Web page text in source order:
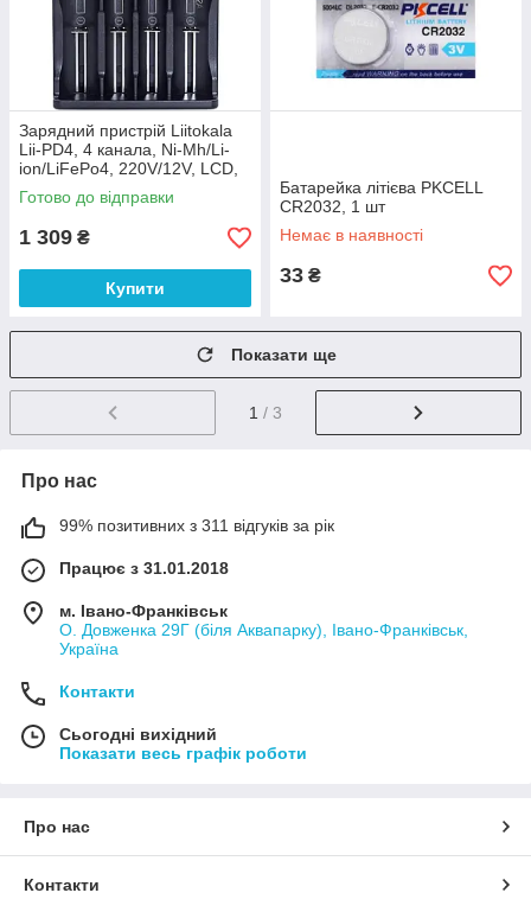
Зарядний пристрій Liitokala
Lii-PD4, 4 канала, Ni-Mh/Li-
ion/LiFePo4, 220V/12V, LCD,
Box
Готово до відправки
1 309 ₴
Купити
Батарейка літієва PKCELL
CR2032, 1 шт
Немає в наявності
33 ₴
Показати ще
1 / 3
Про нас
99% позитивних з 311 відгуків за рік
Працює з 31.01.2018
м. Івано-Франківськ
О. Довженка 29Г (біля Аквапарку), Івано-Франківськ,
Україна
Контакти
Сьогодні вихідний
Показати весь графік роботи
Про нас
Контакти